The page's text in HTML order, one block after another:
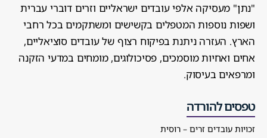
"נתן" מעסיקה אלפי עובדים ישראליים וזרים דוברי עברית
ושפות נוספות המטפלים בקשישים ומשתקמים בכל רחבי
הארץ. העזרה ניתנת בפיקוח רצוף של עובדים סוציאליים,
אחים ואחיות מוסמכים, פסיכולוגים, מומחים במדעי הזקנה
ומרפאים בעיסוק.
טפסים להורדה
זכויות עובדים זרים – רוסית